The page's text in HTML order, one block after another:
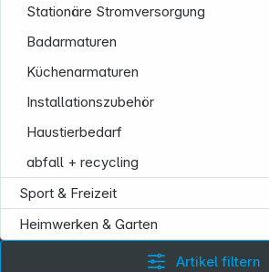
Stationäre Stromversorgung
Badarmaturen
Küchenarmaturen
Installationszubehör
Haustierbedarf
abfall + recycling
Sport & Freizeit
Heimwerken & Garten
Artikel filtern